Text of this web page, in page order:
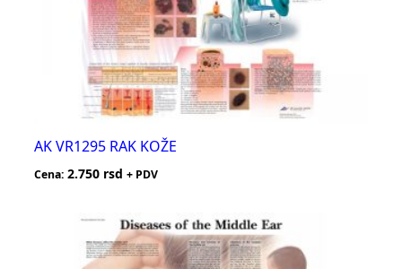
AK VR1295 RAK KOŽE
Cena: 2.750 rsd + PDV